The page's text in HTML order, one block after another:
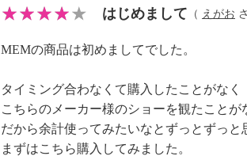
＜配合／無配合表示＞
外線吸収剤不使用
＜ＭＥＭ エッセンス ローション １５
【原産国（地）】
・日本製
はじめまして （ えがお
MEMの商品は初めましてでした。
タイミング合わなくて購入したことがなく
こちらのメーカー様のショーを観たことが
だから余計使ってみたいなとずっとずっと
まずはこちら購入してみました。